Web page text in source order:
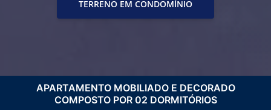
TERRENO EM CONDOMÍNIO
APARTAMENTO MOBILIADO E DECORADO
COMPOSTO POR 02 DORMITÓRIOS